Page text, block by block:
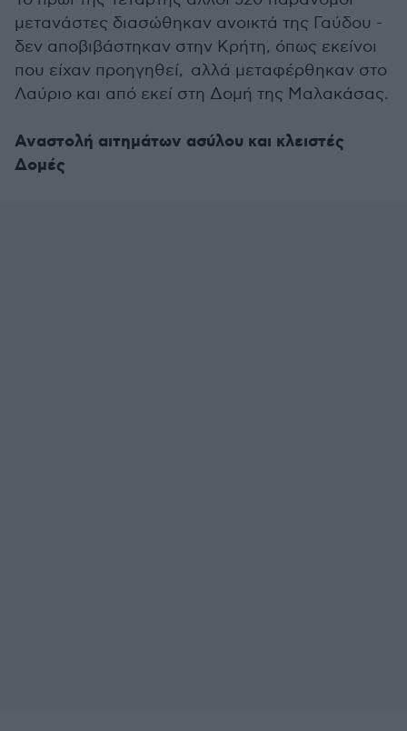
μετανάστες διασώθηκαν ανοικτά της Γαύδου -
δεν αποβιβάστηκαν στην Κρήτη, όπως εκείνοι
που είχαν προηγηθεί, αλλά μεταφέρθηκαν στο
Λαύριο και από εκεί στη Δομή της Μαλακάσας.
Αναστολή αιτημάτων ασύλου και κλειστές
Δομές